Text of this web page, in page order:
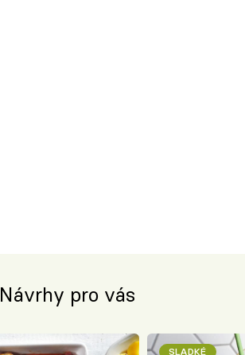
Návrhy pro vás
SLADKÉ